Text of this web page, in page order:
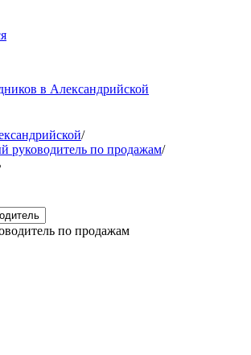
в Александрийской
/
руководитель по продажам/
по продажам